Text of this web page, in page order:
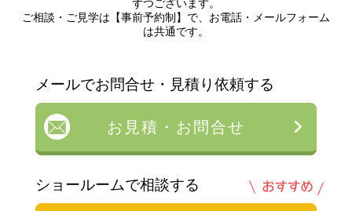
ずつございます。
ご相談・ご見学は【事前予約制】で、お電話・メールフォーム
は共通です。
メールでお問合せ・見積り依頼する
お見積・お問合せ
ショールームで相談する